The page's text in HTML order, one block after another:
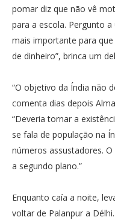
pomar diz que não vê
para a escola. Pergunto
mais importante para
de dinheiro”, brinca um
“O objetivo da Índia não
comenta dias depois
“Deveria tornar a
se fala de população na
números assustadores.
a segundo plano.”
Enquanto caía a noite,
voltar de Palanpur a